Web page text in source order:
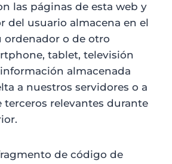
las páginas de esta web y
del usuario almacena en el
ordenador o de otro
tablet, televisión
almacenada
a nuestros servidores o a
terceros relevantes durante
de código de